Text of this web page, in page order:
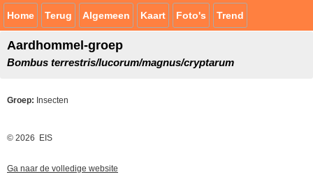
Home Terug Algemeen Kaart Foto's Trend
Aardhommel-groep
Bombus terrestris/lucorum/magnus/cryptarum
Groep: Insecten
© 2026 EIS
Ga naar de volledige website